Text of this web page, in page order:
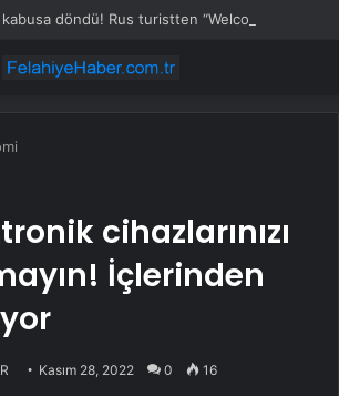
cihazlarınızı
İçlerinden
Kasım 28, 2022 0 16